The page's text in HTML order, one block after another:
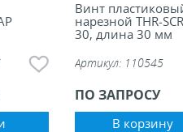
Винт
нарезной THR-
30, длина 30 мм
Артикул: 110545
ПО ЗАПРОСУ
В корзину